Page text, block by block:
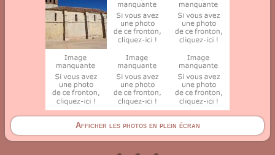
Afficher les photos en plein écran